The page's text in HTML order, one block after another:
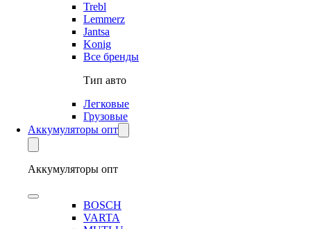
Trebl
Lemmerz
Jantsa
Konig
Все бренды
Тип авто
Легковые
Грузовые
Аккумуляторы опт
Аккумуляторы опт
BOSCH
VARTA